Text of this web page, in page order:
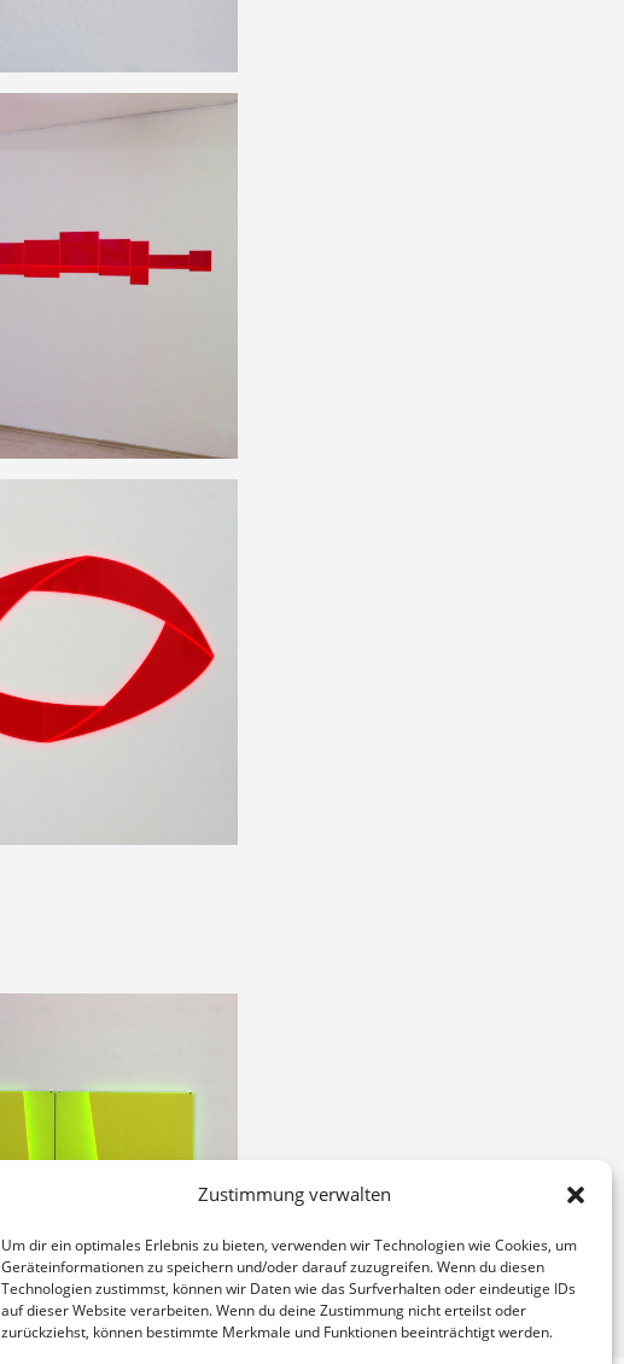
Zustimmung verwalten
Um dir ein optimales Erlebnis zu bieten, verwenden wir Technologien wie Cookies, um
Geräteinformationen zu speichern und/oder darauf zuzugreifen. Wenn du diesen
Technologien zustimmst, können wir Daten wie das Surfverhalten oder eindeutige IDs
auf dieser Website verarbeiten. Wenn du deine Zustimmung nicht erteilst oder
zurückziehst, können bestimmte Merkmale und Funktionen beeinträchtigt werden.